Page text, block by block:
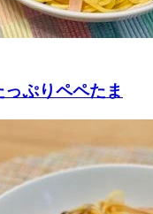
ぷりペペたま